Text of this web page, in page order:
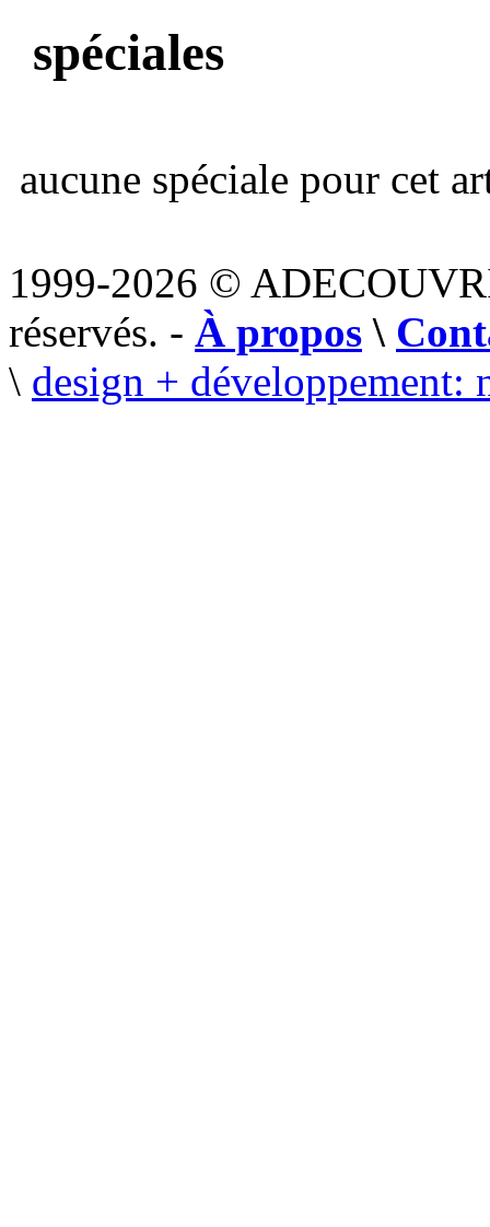
spéciales
aucune spéciale pour cet
1999-2026 ©
réservés. - À propos \
\ design + développement: